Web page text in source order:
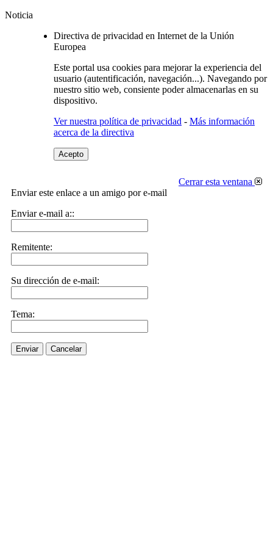
Noticia
Directiva de privacidad en Internet de la Unión
Europea
Este portal usa cookies para mejorar la experiencia del
usuario (autentificación, navegación...). Navegando por
nuestro sitio web, consiente poder almacenarlas en su
dispositivo.
Ver nuestra política de privacidad - Más información
acerca de la directiva
Acepto
Cerrar esta ventana
Enviar este enlace a un amigo por e-mail
Enviar e-mail a::
Remitente:
Su dirección de e-mail:
Tema:
Enviar Cancelar